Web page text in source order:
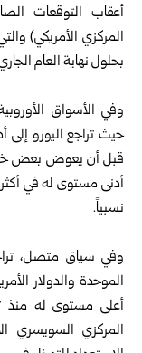
أعقاب التوقعات
المركزي الأمريكي)
بحلول نهاية العام
وفي الأسواق
قبل أن يعوض بعض
نسبياً.
وفي سياق متصل،
المركزي السويسري